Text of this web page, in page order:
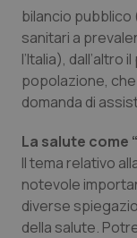
bilancio pubblico
sanitari a
l’Italia),
popolazione,
domanda di
La salute come
Il tema relativo
notevole
diverse
della salute.